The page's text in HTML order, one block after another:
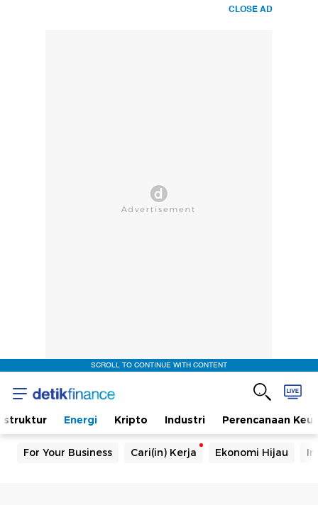
CLOSE AD
SCROLL TO CONTINUE WITH CONTENT
Energi Kripto Industri Perencanaan
For Your Business Cari(in) Kerja Ekonomi Hijau